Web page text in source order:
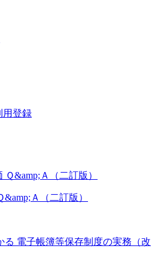
用登録
Ａ（二訂版）